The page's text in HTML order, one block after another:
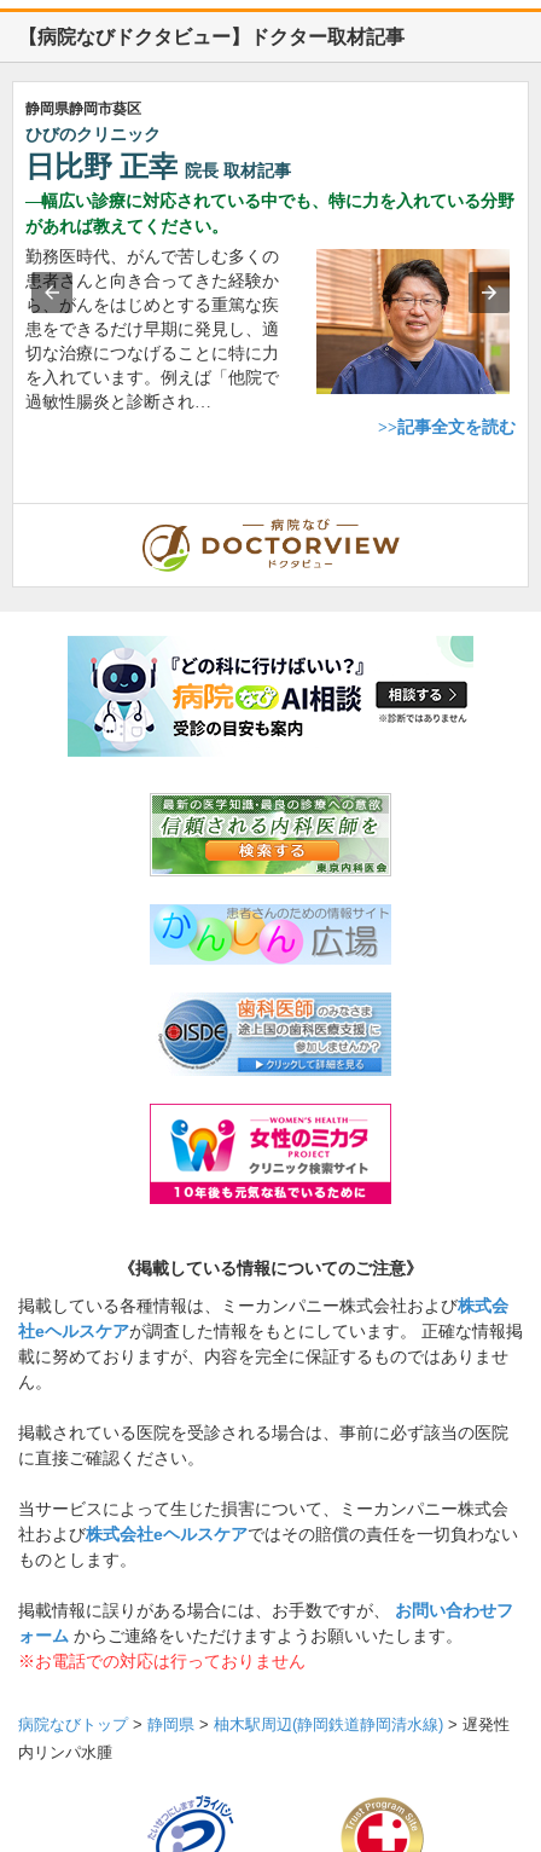
【病院なびドクタビュー】ドクター取材記事
静岡県静岡市葵区
ひびのクリニック
日比野 正幸 院長 取材記事
幅広い診療に対応されている中でも、特に力を入れている分野
があれば教えてください。
勤務医時代、がんで苦しむ多くの
患者さんと向き合ってきた経験か
ら、がんをはじめとする重篤な疾
患をできるだけ早期に発見し、適
切な治療につなげることに特に力
を入れています。例えば「他院で
過敏性腸炎と診断され…
>>記事全文を読む
《掲載している情報についてのご注意》
掲載している各種情報は、ミーカンパニー株式会社および株式会
社eヘルスケアが調査した情報をもとにしています。 正確な情報掲
載に努めておりますが、内容を完全に保証するものではありませ
ん。
掲載されている医院を受診される場合は、事前に必ず該当の医院
に直接ご確認ください。
当サービスによって生じた損害について、ミーカンパニー株式会
社および株式会社eヘルスケアではその賠償の責任を一切負わない
ものとします。
掲載情報に誤りがある場合には、お手数ですが、 お問い合わせフ
ォーム からご連絡をいただけますようお願いいたします。
※お電話での対応は行っておりません
病院なびトップ> 静岡県 > 柚木駅周辺(静岡鉄道静岡清水線) > 遅発性
内リンパ水腫